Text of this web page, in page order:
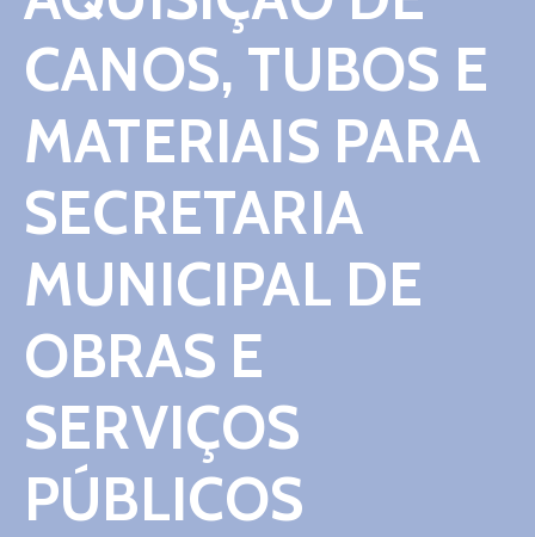
CANOS, TUBOS E
MATERIAIS PARA
SECRETARIA
MUNICIPAL DE
OBRAS E
SERVIÇOS
PÚBLICOS